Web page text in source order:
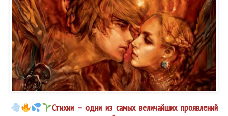
Стихии – одни из самых величайших проявлений